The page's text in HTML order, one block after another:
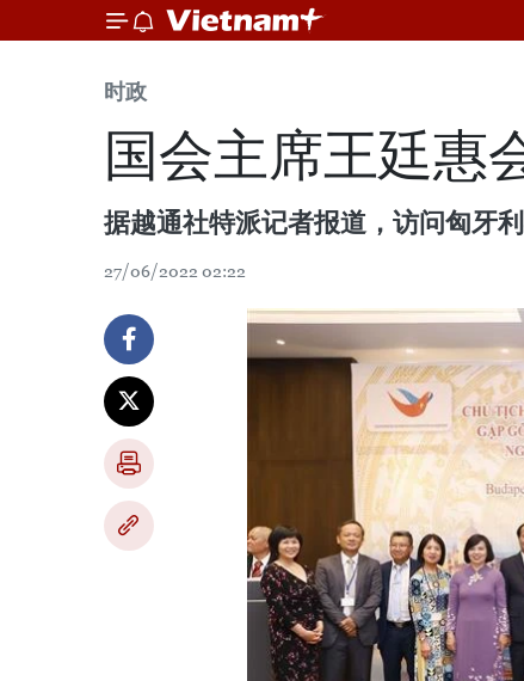
时政
国会主席王廷惠
据越通社特派记者报道，访问匈牙
27/06/2022 02:22